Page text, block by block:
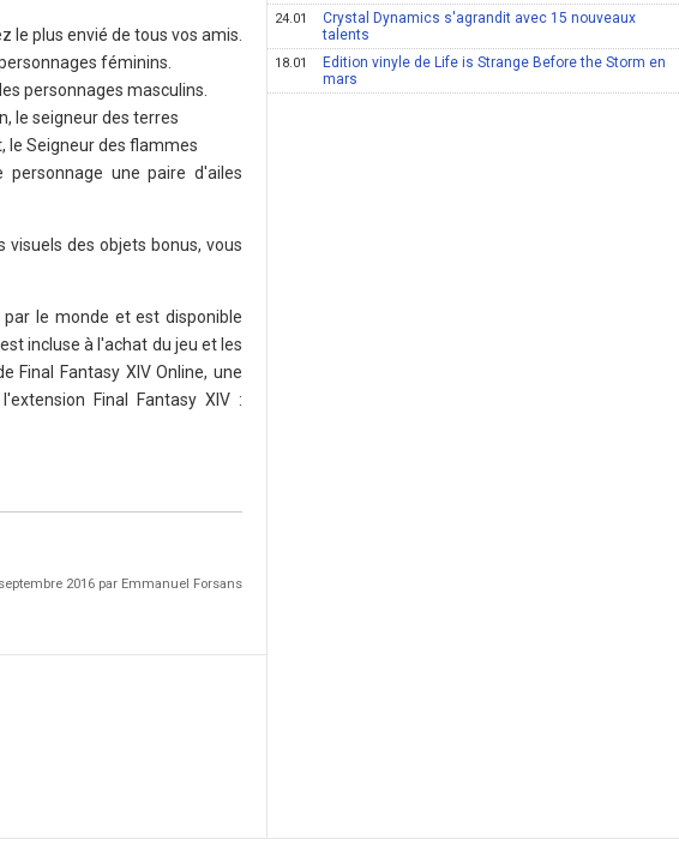
le plus envié de tous vos amis.
féminins.
personnages masculins.
le seigneur des terres
le Seigneur des flammes
une paire d'ailes
des objets bonus, vous
par le monde et est disponible
incluse à l'achat du jeu et les
Final Fantasy XIV Online, une
Final Fantasy XIV :
2016 par Emmanuel Forsans
24.01
Crystal Dynamics s'agrandit avec 15 nouveaux
talents
18.01
Edition vinyle de Life is Strange Before the Storm en
mars